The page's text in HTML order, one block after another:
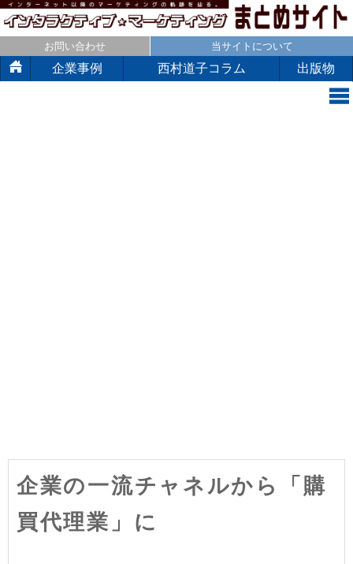
お問い合わせ 当サイトについて
企業事例 西村道子コラム 出版物
企業の一流チャネルから「購
買代理業」に